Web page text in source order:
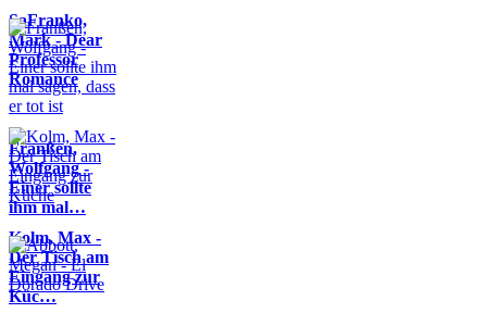
SaFranko,
Mark - Dear
Professor
Romance
Franßen,
Wolfgang -
Einer sollte
ihm mal…
Kolm, Max -
Der Tisch am
Eingang zur
Küc…